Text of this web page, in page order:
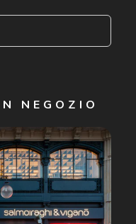
più di 16 anni e
Personali da parte di
offerte speciali, novità
(consultare
informazioni).
NEGOZIO